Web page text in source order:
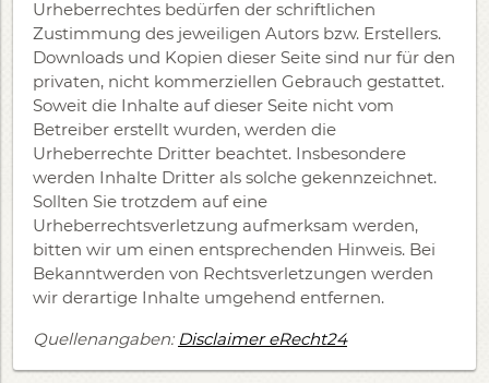
Urheberrechtes bedürfen der schriftlichen
Zustimmung des jeweiligen Autors bzw. Erstellers.
Downloads und Kopien dieser Seite sind nur für den
privaten, nicht kommerziellen Gebrauch gestattet.
Soweit die Inhalte auf dieser Seite nicht vom
Betreiber erstellt wurden, werden die
Urheberrechte Dritter beachtet. Insbesondere
werden Inhalte Dritter als solche gekennzeichnet.
Sollten Sie trotzdem auf eine
Urheberrechtsverletzung aufmerksam werden,
bitten wir um einen entsprechenden Hinweis. Bei
Bekanntwerden von Rechtsverletzungen werden
wir derartige Inhalte umgehend entfernen.
Quellenangaben: Disclaimer eRecht24